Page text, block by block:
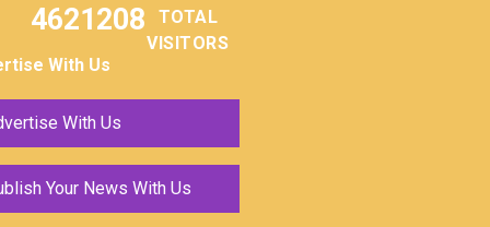
4621208
TOTAL
VISITORS
With Us
With Us
Your News With Us